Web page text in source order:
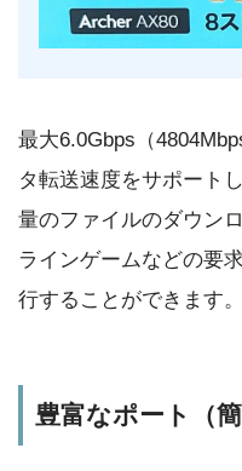
最大6.0Gbps（
タ転送速度をサポート
量のファイルのダウン
ラインゲームなどの要
行することができます。
豊富なポート（